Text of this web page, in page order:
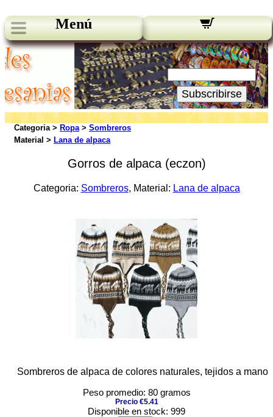
Menú
Novedades:
Su Email:
Subscribirse
Categoria > Ropa> Sombreros
Material > Lana de alpaca
Gorros de alpaca (eczon)
Categoria: Sombreros, Material: Lana de alpaca
Sombreros de alpaca de colores naturales, tejidos a mano
Peso promedio: 80 gramos
Precio €5.41
Disponible en stock: 999